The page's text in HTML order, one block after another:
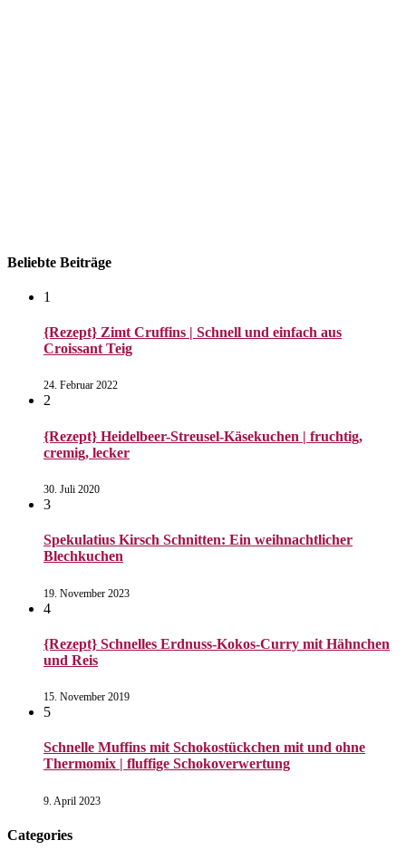
Beliebte Beiträge
1
{Rezept} Zimt Cruffins | Schnell und einfach aus
Croissant Teig
24. Februar 2022
2
{Rezept} Heidelbeer-Streusel-Käsekuchen | fruchtig,
cremig, lecker
30. Juli 2020
3
Spekulatius Kirsch Schnitten: Ein weihnachtlicher
Blechkuchen
19. November 2023
4
{Rezept} Schnelles Erdnuss-Kokos-Curry mit Hähnchen
und Reis
15. November 2019
5
Schnelle Muffins mit Schokostückchen mit und ohne
Thermomix | fluffige Schokoverwertung
9. April 2023
Categories